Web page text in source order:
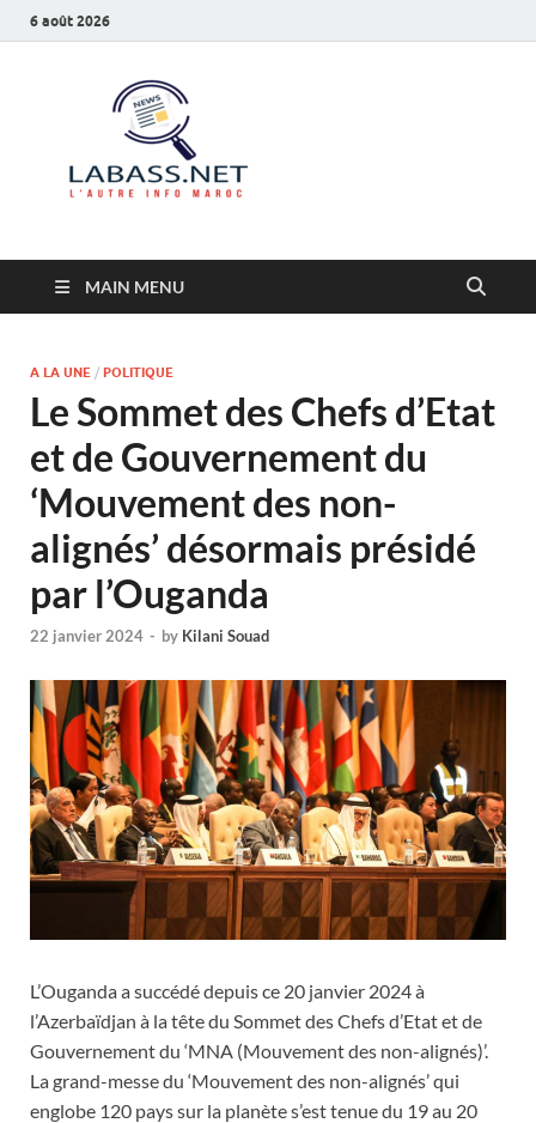
6 août 2026
MAIN MENU
A LA UNE / POLITIQUE
Le Sommet des Chefs d’Etat
et de Gouvernement du
‘Mouvement des non-
alignés’ désormais présidé
par l’Ouganda
22 janvier 2024 - by Kilani Souad
L’Ouganda a succédé depuis ce 20 janvier 2024 à
l’Azerbaïdjan à la tête du Sommet des Chefs d’Etat et de
Gouvernement du ‘MNA (Mouvement des non-alignés)’.
La grand-messe du ‘Mouvement des non-alignés’ qui
englobe 120 pays sur la planète s’est tenue du 19 au 20